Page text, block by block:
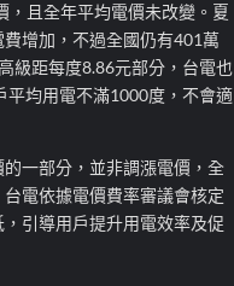
，且全年平均電價未改變。夏
增加，不過全國仍有401萬
級距每度8.86元部分，台電也
平均用電不滿1000度，不會適
一部分，並非調漲電價，全
電依據電價費率審議會核定
引導用戶提升用電效率及促